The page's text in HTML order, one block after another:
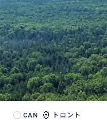
CAN トロント